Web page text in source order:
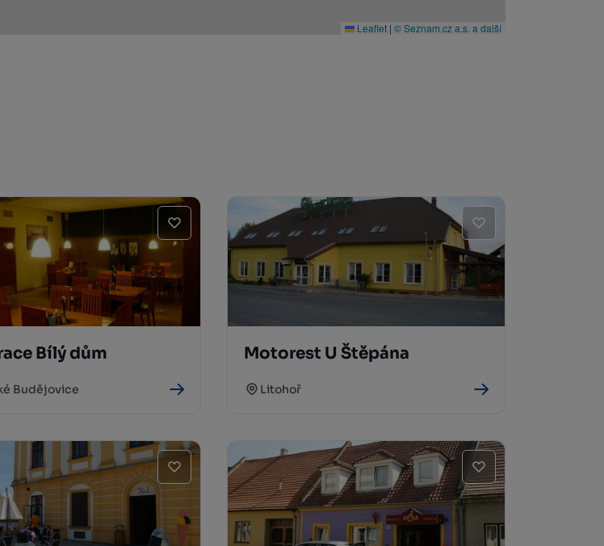
Leaflet | © Seznam.cz a.s. a další
Bílý dům
Budějovice
Motorest U Štěpána
Litohoř